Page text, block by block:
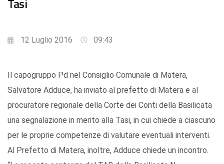
Tasi
12 Luglio 2016 09:43
Il capogruppo Pd nel Consiglio Comunale di Matera,
Salvatore Adduce, ha inviato al prefetto di Matera e al
procuratore regionale della Corte dei Conti della Basilicata
una segnalazione in merito alla Tasi, in cui chiede a ciascuno
per le proprie competenze di valutare eventuali interventi.
Al Prefetto di Matera, inoltre, Adduce chiede un incontro.